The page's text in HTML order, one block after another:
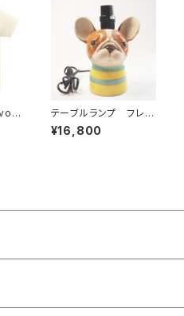
ア
テーブルランプ フレン
チブルドッグ置物
¥16,800